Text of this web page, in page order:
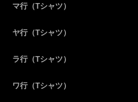
マ行（Tシャツ）
ヤ行（Tシャツ）
ラ行（Tシャツ）
ワ行（Tシャツ）